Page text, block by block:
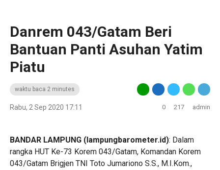
Danrem 043/Gatam Beri
Bantuan Panti Asuhan Yatim
Piatu
waktu baca 2 minutes
Rabu, 2 Sep 2020 17:11 0 217 admin
BANDAR LAMPUNG (lampungbarometer.id): Dalam
rangka HUT Ke-73 Korem 043/Gatam, Komandan Korem
043/Gatam Brigjen TNI Toto Jumariono S.S., M.I.Kom.,